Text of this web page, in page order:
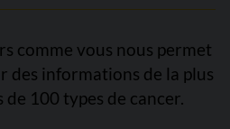
comme vous nous permet
des informations de la plus
100 types de cancer.